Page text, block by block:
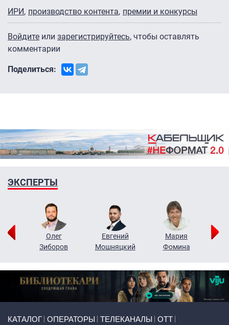
ИРИ производство контента премии и конкурсы
Войдите или зарегистрируйтесь, чтобы оставлять
комментарии
Поделиться:
ЭКСПЕРТЫ
Олег
Зиборов
Евгений
Мошняцкий
Мария
Фомина
КАТАЛОГ ОПЕРАТОРЫ ТЕЛЕКАНАЛЫ ОТТ